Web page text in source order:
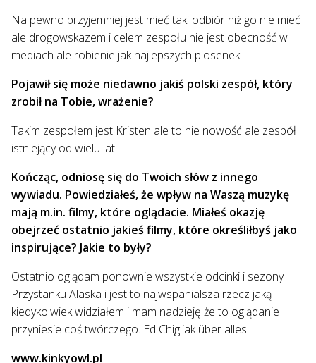
Na pewno przyjemniej jest mieć taki odbiór niż go nie mieć
ale drogowskazem i celem zespołu nie jest obecność w
mediach ale robienie jak najlepszych piosenek.
Pojawił się może niedawno jakiś polski zespół, który
zrobił na Tobie, wrażenie?
Takim zespołem jest Kristen ale to nie nowość ale zespół
istniejący od wielu lat.
Kończąc, odniosę się do Twoich słów z innego
wywiadu. Powiedziałeś, że wpływ na Waszą muzykę
mają m.in. filmy, które oglądacie. Miałeś okazję
obejrzeć ostatnio jakieś filmy, które określiłbyś jako
inspirujące? Jakie to były?
Ostatnio oglądam ponownie wszystkie odcinki i sezony
Przystanku Alaska i jest to najwspanialsza rzecz jaką
kiedykolwiek widziałem i mam nadzieję że to oglądanie
przyniesie coś twórczego. Ed Chigliak über alles.
www.kinkyowl.pl